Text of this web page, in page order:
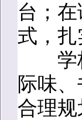
台；
式，
学校
际味
合理